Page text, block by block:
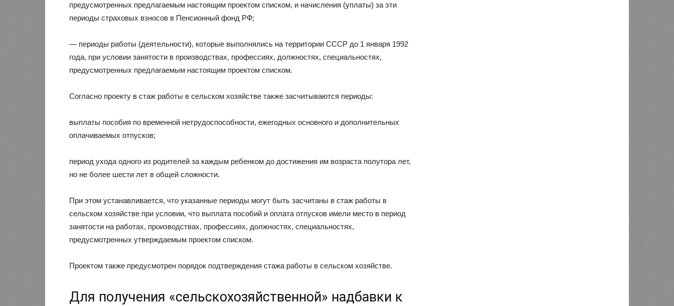
предусмотренных предлагаемым настоящим проектом списком, и начисления (уплаты) за эти
периоды страховых взносов в Пенсионный фонд РФ;
— периоды работы (деятельности), которые выполнялись на территории СССР до 1 января 1992
года, при условии занятости в производствах, профессиях, должностях, специальностях,
предусмотренных предлагаемым настоящим проектом списком.
Согласно проекту в стаж работы в сельском хозяйстве также засчитываются периоды:
выплаты пособия по временной нетрудоспособности, ежегодных основного и дополнительных
оплачиваемых отпусков;
период ухода одного из родителей за каждым ребенком до достижения им возраста полутора лет,
но не более шести лет в общей сложности.
При этом устанавливается, что указанные периоды могут быть засчитаны в стаж работы в
сельском хозяйстве при условии, что выплата пособий и оплата отпусков имели место в период
занятости на работах, производствах, профессиях, должностях, специальностях,
предусмотренных утверждаемым проектом списком.
Проектом также предусмотрен порядок подтверждения стажа работы в сельском хозяйстве.
Для получения «сельскохозяйственной» надбавки к